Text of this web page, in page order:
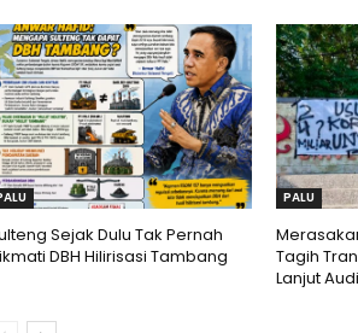
Sejak Dulu Tak Pernah
DBH Hilirisasi Tambang
PALU
Tagih
Lanjut